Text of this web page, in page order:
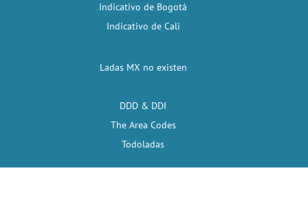
Indicativo de Bogotá
Indicativo de Cali
Ladas MX no existen
DDD & DDI
The Area Codes
Todoladas